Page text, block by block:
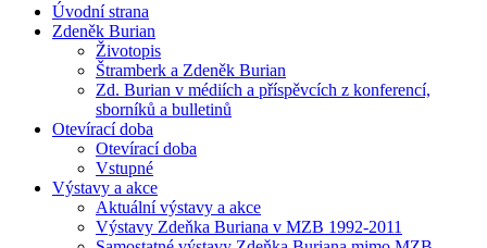
Úvodní strana
Zdeněk Burian
Životopis
Štramberk a Zdeněk Burian
Zd. Burian v médiích a příspěvcích z konferencí,
sborníků a bulletinů
Otevírací doba
Otevírací doba
Vstupné
Výstavy a akce
Aktuální výstavy a akce
Výstavy Zdeňka Buriana v MZB 1992-2011